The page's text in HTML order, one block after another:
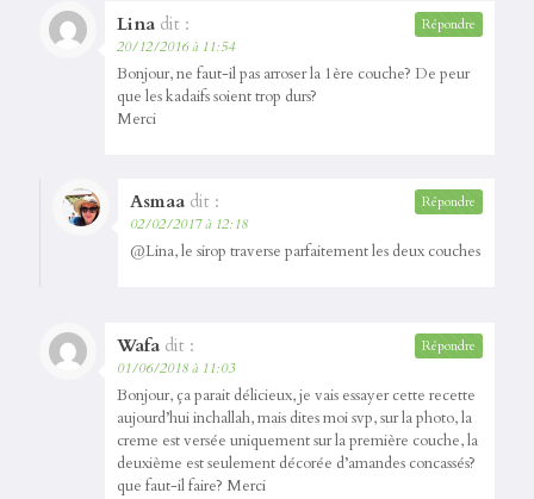
Lina dit :
20/12/2016 à 11:54
Bonjour, ne faut-il pas arroser la 1ère couche? De peur
que les kadaifs soient trop durs?
Merci
Répondre
Asmaa dit :
02/02/2017 à 12:18
@Lina, le sirop traverse parfaitement les deux couches
Répondre
Wafa dit :
01/06/2018 à 11:03
Bonjour, ça parait délicieux, je vais essayer cette recette
aujourd’hui inchallah, mais dites moi svp, sur la photo, la
creme est versée uniquement sur la première couche, la
deuxième est seulement décorée d’amandes concassés?
que faut-il faire? Merci
Répondre